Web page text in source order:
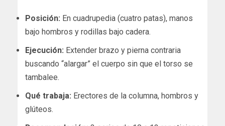
Posición: En cuadrupedia (cuatro patas), manos
bajo hombros y rodillas bajo cadera.
Ejecución: Extender brazo y pierna contraria
buscando “alargar” el cuerpo sin que el torso se
tambalee.
Qué trabaja: Erectores de la columna, hombros y
glúteos.